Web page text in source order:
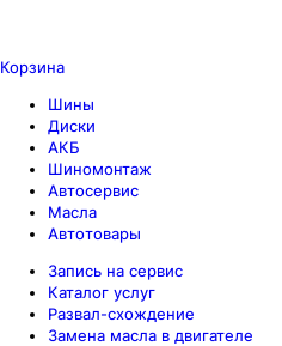
Корзина
Шины
Диски
АКБ
Шиномонтаж
Автосервис
Масла
Автотовары
Запись на сервис
Каталог услуг
Развал-схождение
Замена масла в двигателе